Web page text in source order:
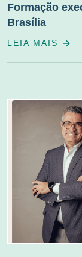
Formação
Brasília
LEIA MAIS